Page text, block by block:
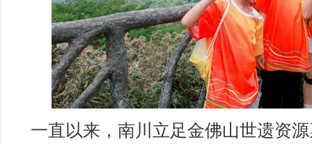
一直以来，南川立足金佛山世遗资